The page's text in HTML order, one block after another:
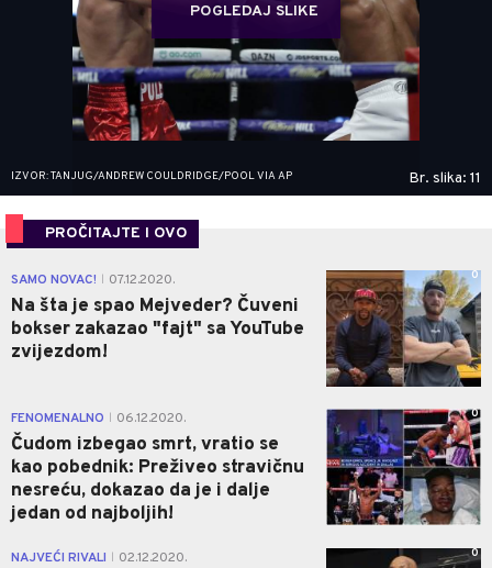
POGLEDAJ SLIKE
IZVOR: TANJUG/ANDREW COULDRIDGE/POOL VIA AP Br. slika: 11
PROČITAJTE I OVO
SAMO NOVAC! 07.12.2020.
Na šta je spao Mejveder? Čuveni
bokser zakazao "fajt" sa YouTube
zvijezdom!
0
FENOMENALNO 06.12.2020.
Čudom izbegao smrt, vratio se
kao pobednik: Preživeo stravičnu
nesreću, dokazao da je i dalje
jedan od najboljih!
0
NAJVEĆI RIVALI 02.12.2020. 0